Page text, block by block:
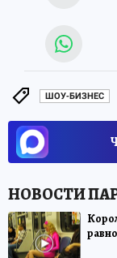
ШОУ-БИЗНЕС